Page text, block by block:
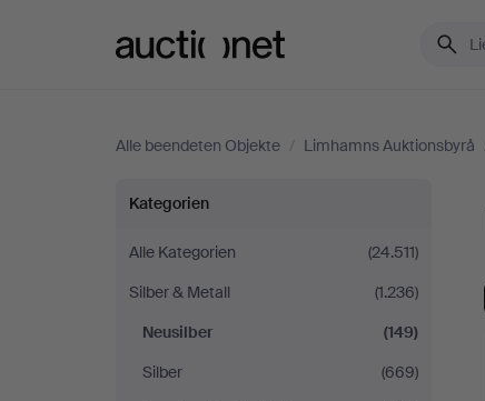
Alle beendeten Objekte / Limhamns Auktionsbyrå
Neusilber
bei
Limhamns
Auktionsbyrå
Kategorien
Alle Kategorien
(24.511)
Silber & Metall
(1.236)
Neusilber
(149)
Silber
(669)